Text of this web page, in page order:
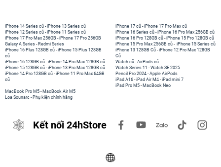
iPhone 14 Series cũ -iPhone 13 Series cũ
iPhone 12 Series cũ -iPhone 11 Series cũ
iPhone 17 Pro Max 256GB -iPhone 17 Pro 256GB
Galaxy A Series - Redmi Series
iPhone 17 cũ -iPhone 17 Pro Max cũ
iPhone 16 Series cũ - iPhone 16 Pro Max 256GB cũ
iPhone 16 Pro 128GB cũ -iPhone 15 Pro 128GB cũ
iPhone 15 Pro Max 256GB cũ - iPhone 15 Series cũ
iPhone 16 Plus 128GB cũ -iPhone 15 Plus 128GB
cũ
iPhone 16 128GB cũ -iPhone 14 Pro Max 128GB cũ
iPhone 15 128GB cũ -iPhone 13 Pro Max 128GB cũ
iPhone 14 Pro 128GB cũ -iPhone 11 Pro Max 64GB
cũ
iPhone 13 128GB Cũ -iPhone 12 Pro Max 128GB
Cũ
Watch cũ -AirPods cũ
Watch Series 11 -Watch SE 2025
Pencil Pro 2024 -Apple AirPods
iPad A16 -iPad Air M4 -iPad mini 7
iPad Pro M5 - MacBook Neo
MacBook Pro M5 - MacBook Air M5
Loa Sounarc - Phụ kiện chính hãng
Kết nối 24hStore